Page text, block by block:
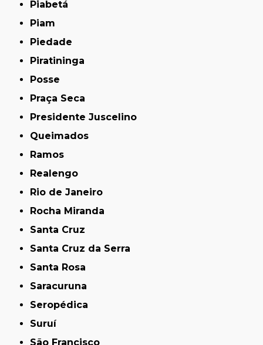
Piabetá
Piam
Piedade
Piratininga
Posse
Praça Seca
Presidente Juscelino
Queimados
Ramos
Realengo
Rio de Janeiro
Rocha Miranda
Santa Cruz
Santa Cruz da Serra
Santa Rosa
Saracuruna
Seropédica
Suruí
São Francisco